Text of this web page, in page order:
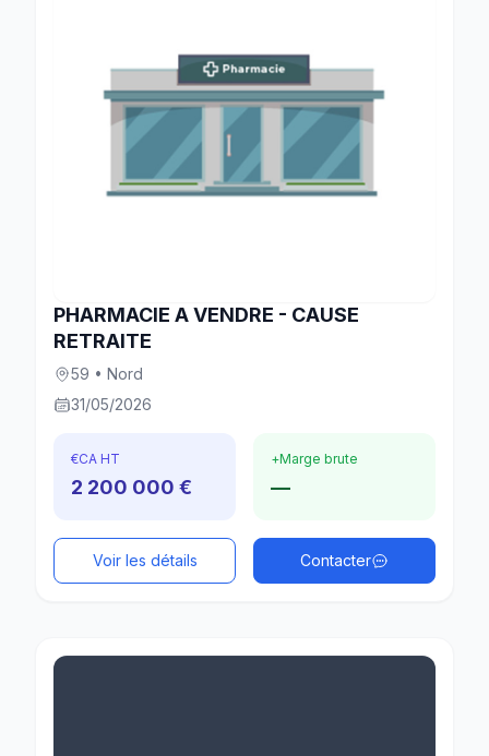
PHARMACIE A VENDRE - CAUSE
RETRAITE
59 • Nord
31/05/2026
€CA HT
2 200 000 €
+Marge brute
—
Voir les détails Contacter